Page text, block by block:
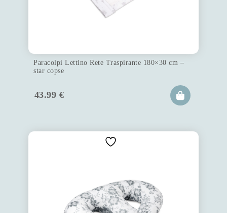
Paracolpi Lettino Rete Traspirante 180×30 cm –
star copse
43.99 €